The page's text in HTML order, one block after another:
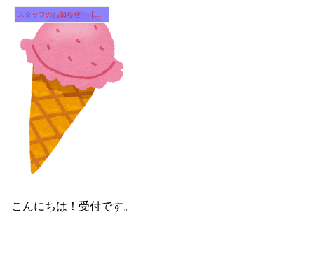
こんにちは！受付です。